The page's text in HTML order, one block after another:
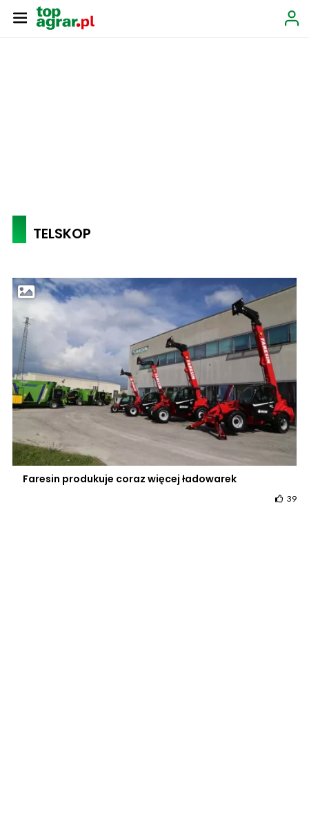
TELSKOP
Faresin produkuje coraz więcej ładowarek
39